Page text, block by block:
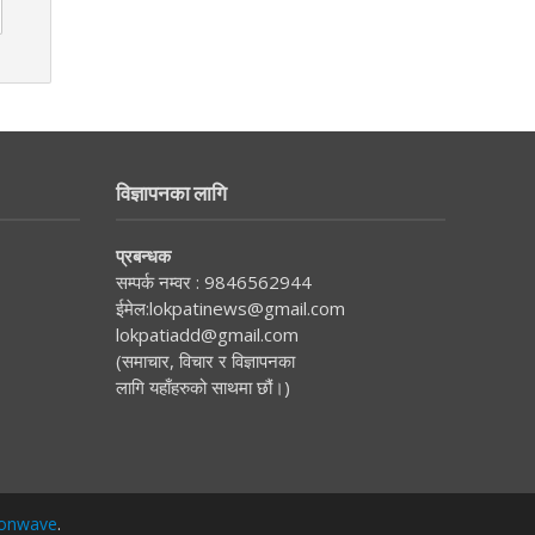
विज्ञापनका लागि
प्रबन्धक
सम्पर्क नम्वर : 9846562944
ईमेल:lokpatinews@gmail.com
lokpatiadd@gmail.com
(समाचार, विचार र विज्ञापनका
लागि यहाँहरुको साथमा छौं।)
.